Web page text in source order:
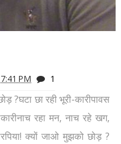
7:41 PM 1
?घटा छा रही भूरी-कारीपावस
रहा मन, नाच रहे खग,
क्यों जाओ मुझको छोड़ ?